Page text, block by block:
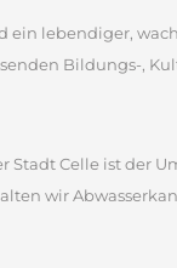
ein lebendiger,
Bildungs-,
Celle ist der
wir